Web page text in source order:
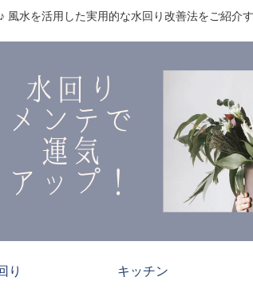
水を活用した実用的な水回り改善法をご紹介
り キッチン